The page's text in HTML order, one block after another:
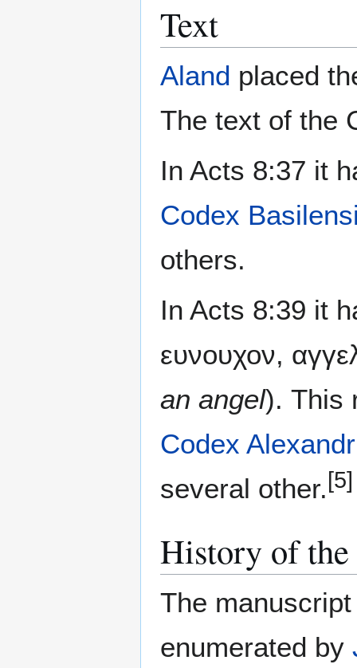
Text
Aland placed
The text of the
In Acts 8:37 it
Codex
others.
In Acts 8:39 it
ευνουχον,
an angel). This
Codex
several other. [5]
History of the
The
enumerated by